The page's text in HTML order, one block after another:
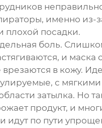
именно из-
плохой посадки.
боль.
и маска
в кожу.
с мягкими
затылка. Но
продукт, и
идут по пути